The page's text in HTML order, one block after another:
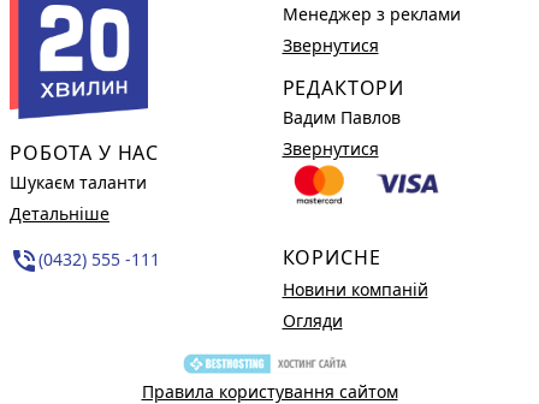
РОБОТА У НАС
Шукаєм таланти
Детальніше
phone_in_talk(0432) 555 -111
Менеджер з реклами
Звернутися
РЕДАКТОРИ
Вадим Павлов
Звернутися
КОРИСНЕ
Новини компаній
Огляди
Правила користування сайтом